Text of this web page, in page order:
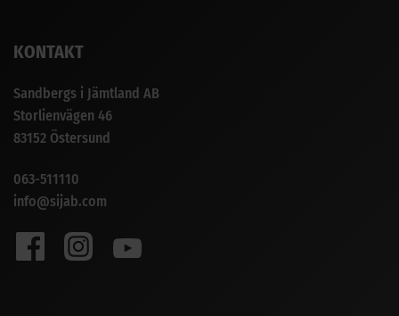
KONTAKT
Sandbergs i Jämtland AB
Storlienvägen 46
83152 Östersund
063-511110
info@sijab.com